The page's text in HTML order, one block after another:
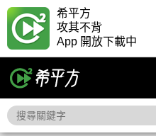
希平方
攻其不背
App 開放下載中